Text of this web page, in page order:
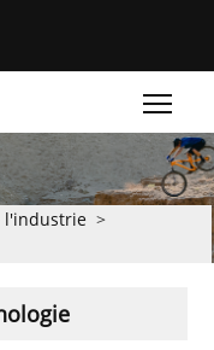
l'industrie >